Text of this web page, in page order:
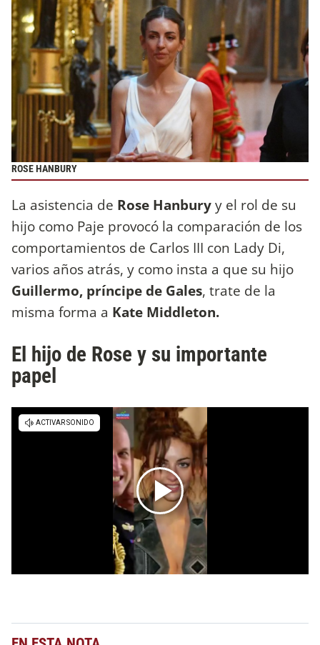
ROSE HANBURY
La asistencia de Rose Hanburyy el rol de su
hijo como Paje provocó la comparación de los
comportamientos de Carlos III con Lady Di,
varios años atrás, y como insta a que su hijo
Guillermo, príncipe de Gales, trate de la
misma forma a Kate Middleton.
El hijo de Rose y su importante
papel